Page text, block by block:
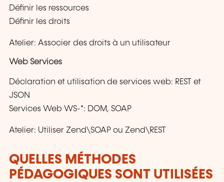
Définir les ressources
Définir les droits
Atelier: Associer des droits à un utilisateur
Web Services
Déclaration et utilisation de services web: REST et
JSON
Services Web WS-*: DOM, SOAP
Atelier: Utiliser Zend\SOAP ou Zend\REST
QUELLES MÉTHODES
PÉDAGOGIQUES SONT UTILISÉES